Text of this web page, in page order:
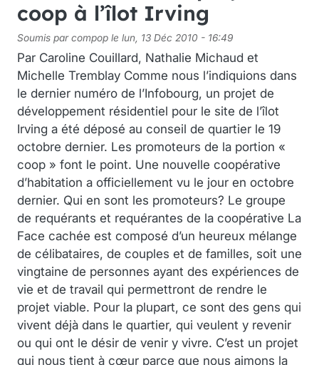
coop à l’îlot Irving
Soumis parcompop le lun, 13 Déc 2010 - 16:49
Par Caroline Couillard, Nathalie Michaud et
Michelle Tremblay Comme nous l’indiquions dans
le dernier numéro de l’Infobourg, un projet de
développement résidentiel pour le site de l’îlot
Irving a été déposé au conseil de quartier le 19
octobre dernier. Les promoteurs de la portion «
coop » font le point. Une nouvelle coopérative
d’habitation a officiellement vu le jour en octobre
dernier. Qui en sont les promoteurs? Le groupe
de requérants et requérantes de la coopérative La
Face cachée est composé d’un heureux mélange
de célibataires, de couples et de familles, soit une
vingtaine de personnes ayant des expériences de
vie et de travail qui permettront de rendre le
projet viable. Pour la plupart, ce sont des gens qui
vivent déjà dans le quartier, qui veulent y revenir
ou qui ont le désir de venir y vivre. C’est un projet
qui nous tient à cœur parce que nous aimons la